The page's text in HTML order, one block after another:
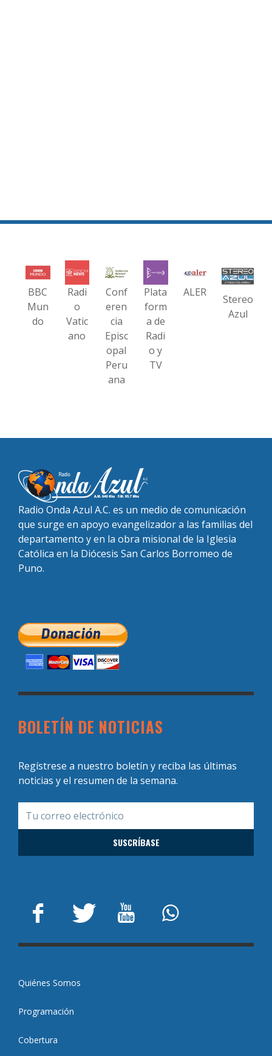
BBC
Mun
do
Radi
o
Vatic
ano
Conf
eren
cia
Episc
opal
Peru
ana
Plata
form
a de
Radi
o y
TV
ALER
Stereo
Azul
Radio Onda Azul A.C. es un medio de comunicación
que surge en apoyo evangelizador a las familias del
departamento y en la obra misional de la Iglesia
Católica en la Diócesis San Carlos Borromeo de
Puno.
BOLETÍN DE NOTICIAS
Regístrese a nuestro boletín y reciba las últimas
noticias y el resumen de la semana.
Quiénes Somos
Programación
Cobertura